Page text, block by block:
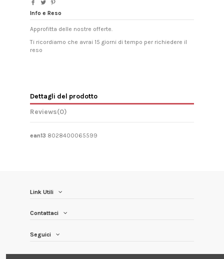
Info e Reso
Approfitta delle nostre offerte.
Ti ricordiamo che avrai 15 giorni di tempo per richiedere il
reso
Dettagli del prodotto
Reviews(0)
ean13 8028400065599
Link Utili
Contattaci
Seguici
Newsletter